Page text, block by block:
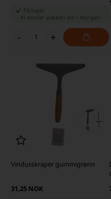
På lager
-Vi sender pakken din i morgen
- +
Vindusskraper gummigrønn
31,25 NOK